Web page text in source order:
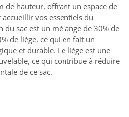
de hauteur, offrant un espace de
vos essentiels du
sac est un mélange de 30% de
de liège, ce qui en fait un
et durable. Le liège est une
ce qui contribue à réduire
de ce sac.